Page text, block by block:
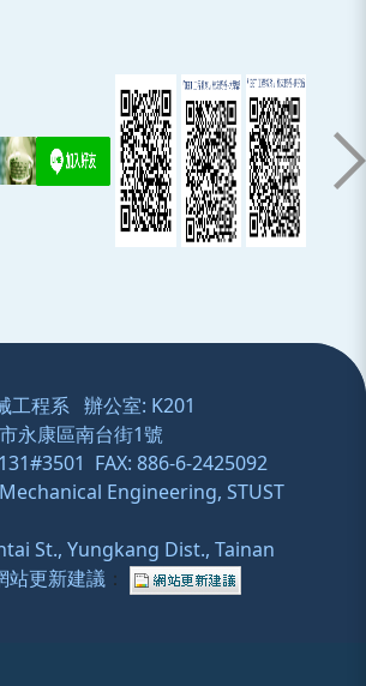
工程系 辦公室: K201
永康區南台街1號
FAX: 886-6-2425092
Engineering, STUST
St., Yungkang Dist., Tainan
站更新建議 ：